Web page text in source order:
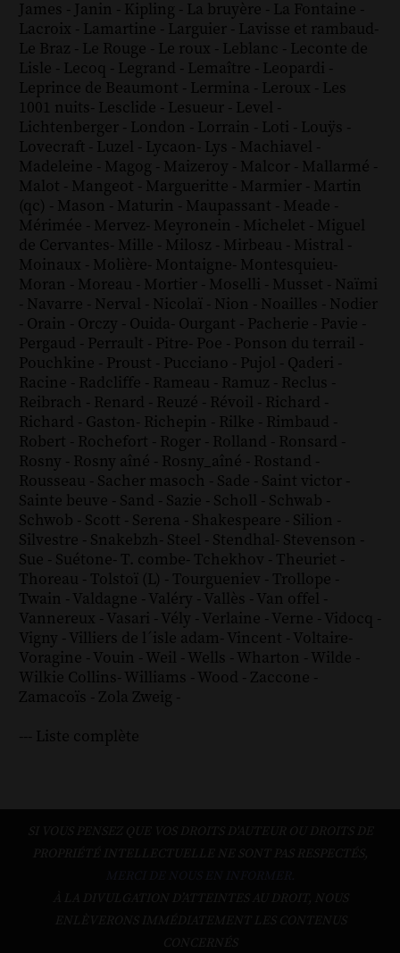
James - Janin - Kipling - La bruyère - La Fontaine -
Lacroix - Lamartine - Larguier - Lavisse et rambaud-
Le Braz - Le Rouge - Le roux - Leblanc - Leconte de
Lisle - Lecoq - Legrand - Lemaître - Leopardi -
Leprince de Beaumont - Lermina - Leroux - Les
1001 nuits- Lesclide - Lesueur - Level -
Lichtenberger - London - Lorrain - Loti - Louÿs -
Lovecraft - Luzel - Lycaon- Lys - Machiavel -
Madeleine - Magog - Maizeroy - Malcor - Mallarmé -
Malot - Mangeot - Margueritte - Marmier - Martin
(qc) - Mason - Maturin - Maupassant - Meade -
Mérimée - Mervez- Meyronein - Michelet - Miguel
de Cervantes- Mille - Milosz - Mirbeau - Mistral -
Moinaux - Molière- Montaigne- Montesquieu-
Moran - Moreau - Mortier - Moselli - Musset - Naïmi
- Navarre - Nerval - Nicolaï - Nion - Noailles - Nodier
- Orain - Orczy - Ouida- Ourgant - Pacherie - Pavie -
Pergaud - Perrault - Pitre- Poe - Ponson du terrail -
Pouchkine - Proust - Pucciano - Pujol - Qaderi -
Racine - Radcliffe - Rameau - Ramuz - Reclus -
Reibrach - Renard - Reuzé - Révoil - Richard -
Richard - Gaston- Richepin - Rilke - Rimbaud -
Robert - Rochefort - Roger - Rolland - Ronsard -
Rosny - Rosny aîné - Rosny_aîné - Rostand -
Rousseau - Sacher masoch - Sade - Saint victor -
Sainte beuve - Sand - Sazie - Scholl - Schwab -
Schwob - Scott - Serena - Shakespeare - Silion -
Silvestre - Snakebzh- Steel - Stendhal- Stevenson -
Sue - Suétone- T. combe- Tchekhov - Theuriet -
Thoreau - Tolstoï (L) - Tourgueniev - Trollope -
Twain - Valdagne - Valéry - Vallès - Van offel -
Vannereux - Vasari - Vély - Verlaine - Verne - Vidocq -
Vigny - Villiers de l´isle adam- Vincent - Voltaire-
Voragine - Vouin - Weil - Wells - Wharton - Wilde -
Wilkie Collins- Williams - Wood - Zaccone -
Zamacoïs - Zola Zweig -
--- Liste complète